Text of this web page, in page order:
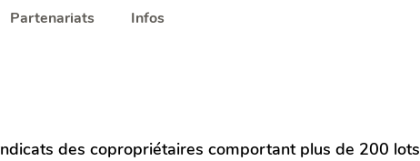
Partenariats Infos
des copropriétaires comportant plus de 200 lots